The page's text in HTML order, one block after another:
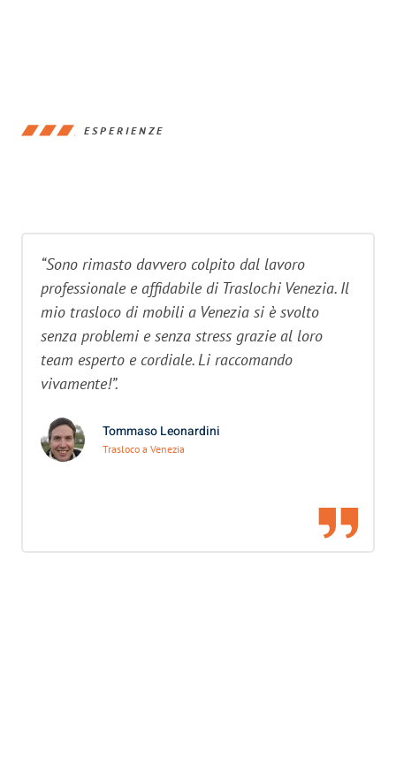
ESPERIENZE
“Sono rimasto davvero colpito dal lavoro
professionale e affidabile di Traslochi Venezia. Il
mio trasloco di mobili a Venezia si è svolto
senza problemi e senza stress grazie al loro
team esperto e cordiale. Li raccomando
vivamente!”.
Tommaso Leonardini
Trasloco a Venezia